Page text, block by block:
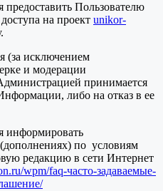
предоставить Пользователю
на проект unikor-
(за исключением
и модерации
принимается
либо на отказ в ее
информировать
по условиям
редакцию в сети Интернет
wpm/faq-часто-задаваемые-